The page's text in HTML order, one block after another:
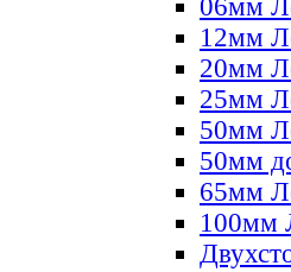
06мм
12мм
20мм
25мм
50мм
50мм
65мм
100мм